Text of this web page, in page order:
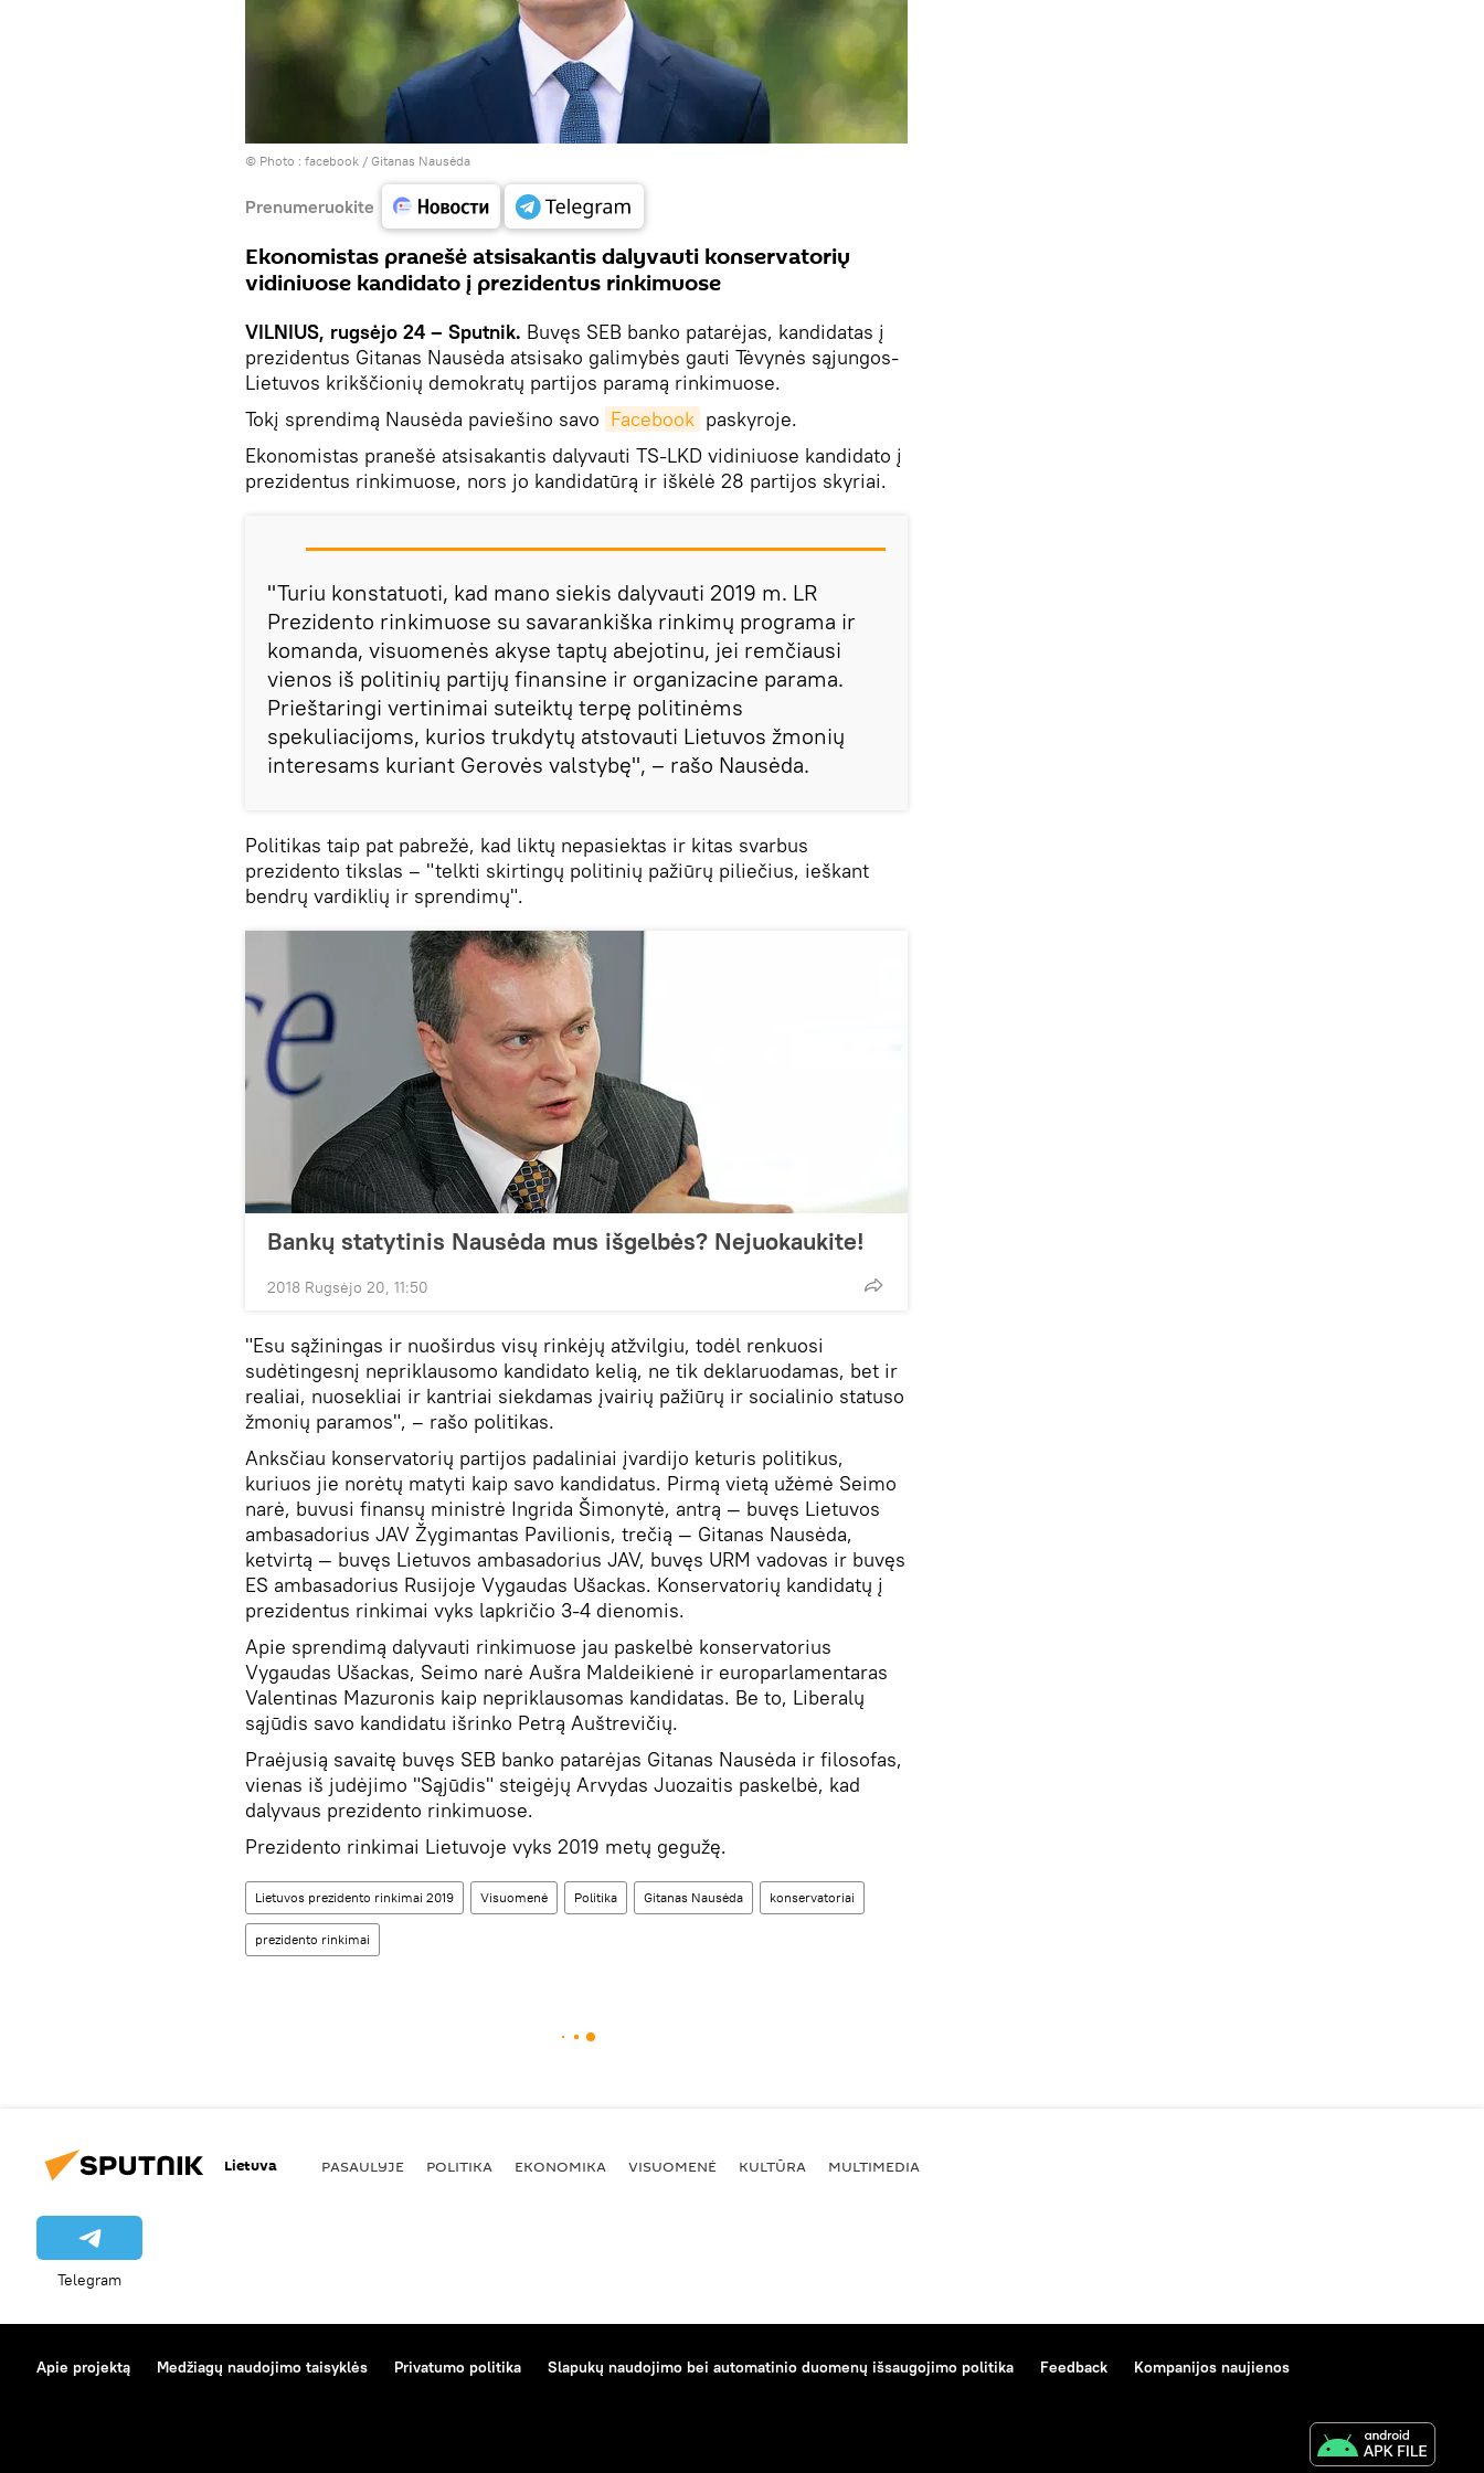
© Photo : facebook / Gitanas Nausėda
Prenumeruokite
Ekonomistas pranešė atsisakantis dalyvauti konservatorių
vidiniuose kandidato į prezidentus rinkimuose
VILNIUS, rugsėjo 24 – Sputnik. Buvęs SEB banko patarėjas, kandidatas į
prezidentus Gitanas Nausėda atsisako galimybės gauti Tėvynės sąjungos-
Lietuvos krikščionių demokratų partijos paramą rinkimuose.
Tokį sprendimą Nausėda paviešino savo Facebook paskyroje.
Ekonomistas pranešė atsisakantis dalyvauti TS-LKD vidiniuose kandidato į
prezidentus rinkimuose, nors jo kandidatūrą ir iškėlė 28 partijos skyriai.
"Turiu konstatuoti, kad mano siekis dalyvauti 2019 m. LR
Prezidento rinkimuose su savarankiška rinkimų programa ir
komanda, visuomenės akyse taptų abejotinu, jei remčiausi
vienos iš politinių partijų finansine ir organizacine parama.
Prieštaringi vertinimai suteiktų terpę politinėms
spekuliacijoms, kurios trukdytų atstovauti Lietuvos žmonių
interesams kuriant Gerovės valstybę", – rašo Nausėda.
Politikas taip pat pabrežė, kad liktų nepasiektas ir kitas svarbus
prezidento tikslas – "telkti skirtingų politinių pažiūrų piliečius, ieškant
bendrų vardiklių ir sprendimų".
Bankų statytinis Nausėda mus išgelbės? Nejuokaukite!
2018 Rugsėjo 20, 11:50
"Esu sąžiningas ir nuoširdus visų rinkėjų atžvilgiu, todėl renkuosi
sudėtingesnį nepriklausomo kandidato kelią, ne tik deklaruodamas, bet ir
realiai, nuosekliai ir kantriai siekdamas įvairių pažiūrų ir socialinio statuso
žmonių paramos", – rašo politikas.
Anksčiau konservatorių partijos padaliniai įvardijo keturis politikus,
kuriuos jie norėtų matyti kaip savo kandidatus. Pirmą vietą užėmė Seimo
narė, buvusi finansų ministrė Ingrida Šimonytė, antrą — buvęs Lietuvos
ambasadorius JAV Žygimantas Pavilionis, trečią — Gitanas Nausėda,
ketvirtą — buvęs Lietuvos ambasadorius JAV, buvęs URM vadovas ir buvęs
ES ambasadorius Rusijoje Vygaudas Ušackas. Konservatorių kandidatų į
prezidentus rinkimai vyks lapkričio 3-4 dienomis.
Apie sprendimą dalyvauti rinkimuose jau paskelbė konservatorius
Vygaudas Ušackas, Seimo narė Aušra Maldeikienė ir europarlamentaras
Valentinas Mazuronis kaip nepriklausomas kandidatas. Be to, Liberalų
sąjūdis savo kandidatu išrinko Petrą Auštrevičių.
Praėjusią savaitę buvęs SEB banko patarėjas Gitanas Nausėda ir filosofas,
vienas iš judėjimo "Sąjūdis" steigėjų Arvydas Juozaitis paskelbė, kad
dalyvaus prezidento rinkimuose.
Prezidento rinkimai Lietuvoje vyks 2019 metų gegužę.
Lietuvos prezidento rinkimai 2019 Visuomenė Politika Gitanas Nausėda konservatoriai
prezidento rinkimai
Lietuva PASAULYJE POLITIKA EKONOMIKA VISUOMENĖ KULTŪRA MULTIMEDIA
Telegram
Apie projektą Medžiagų naudojimo taisyklės Privatumo politika Slapukų naudojimo bei automatinio duomenų išsaugojimo politika Feedback Kompanijos naujienos